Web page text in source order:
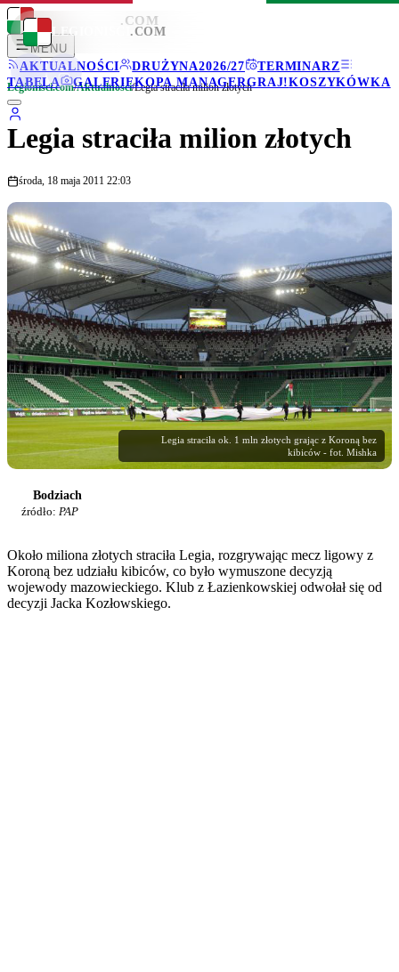
LEGIONISCI .COM
MENU
AKTUALNOŚCI
DRUŻYNA2026/27
TERMINARZ
TABELA
GALERIEKOPA MANAGERGRAJ!KOSZYKÓWKA
LEGIONISCI .COM
Legionisci.com/Aktualności/Legia straciła milion złotych
Legia straciła milion złotych
środa, 18 maja 2011 22:03
Legia straciła ok. 1 mln złotych grając z Koroną bez
kibiców - fot. Mishka
Bodziach
źródło: PAP
Około miliona złotych straciła Legia, rozgrywając mecz ligowy z
Koroną bez udziału kibiców, co było wymuszone decyzją
wojewody mazowieckiego. Klub z Łazienkowskiej odwołał się od
decyzji Jacka Kozłowskiego.